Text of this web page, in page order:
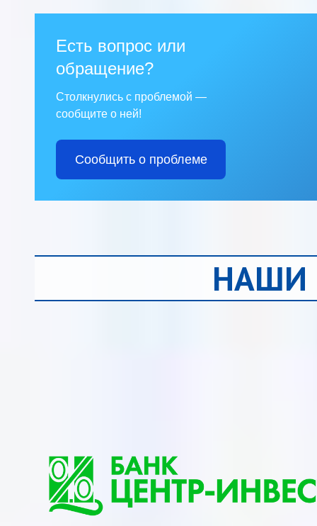
Есть вопрос или
обращение?
Столкнулись с проблемой —
сообщите о ней!
Сообщить о проблеме
НАШИ